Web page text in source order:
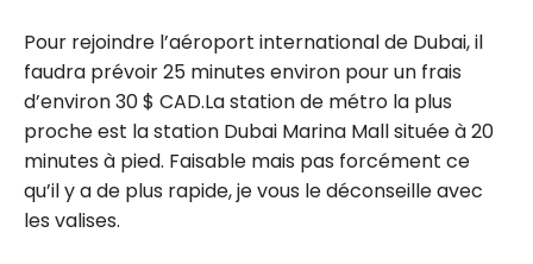
Pour rejoindre l’aéroport international de Dubai, il
faudra prévoir 25 minutes environ pour un frais
d’environ 30 $ CAD.La station de métro la plus
proche est la station Dubai Marina Mall située à 20
minutes à pied. Faisable mais pas forcément ce
qu’il y a de plus rapide, je vous le déconseille avec
les valises.